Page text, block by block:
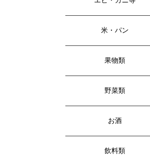
米・パン
果物類
野菜類
お酒
飲料類